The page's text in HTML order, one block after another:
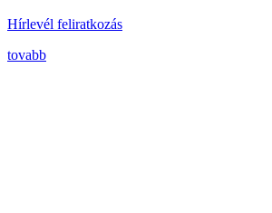
Hírlevél feliratkozás
tovabb